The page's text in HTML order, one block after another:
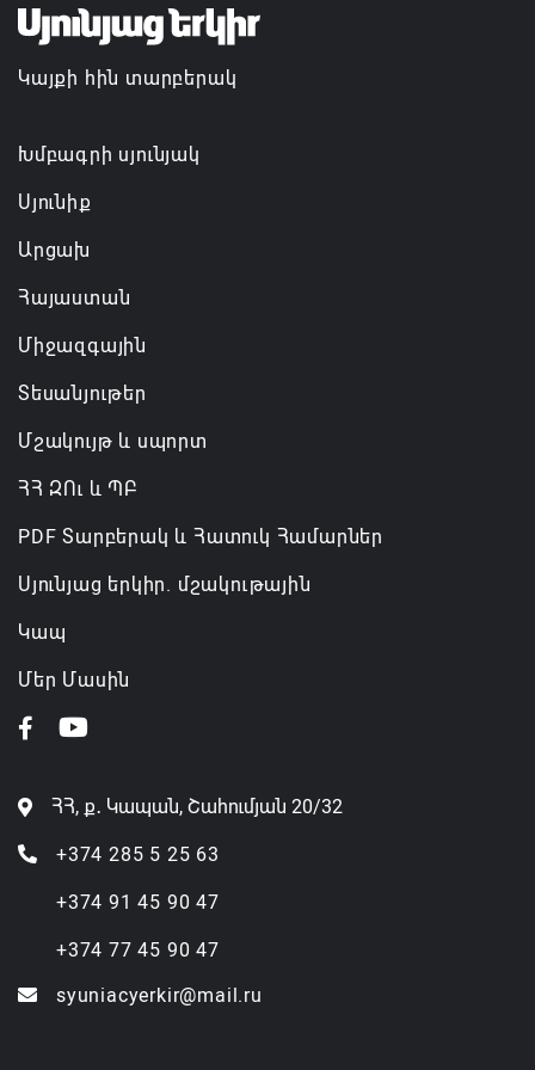
07.08.2026 16:55
Թուրքիան, Սաուդյան Արաբիան և Պակիստանը
Կայքի հին տարբերակ
Խմբագրի սյունյակ
Սյունիք
Արցախ
Հայաստան
Միջազգային
Տեսանյութեր
Մշակույթ և սպորտ
ՀՀ ԶՈւ և ՊԲ
PDF Տարբերակ և Հատուկ Համարներ
Սյունյաց երկիր. մշակութային
Կապ
Մեր Մասին
ՀՀ, ք․ Կապան, Շահումյան 20/32
+374 285 5 25 63
+374 91 45 90 47
+374 77 45 90 47
syuniacyerkir@mail.ru